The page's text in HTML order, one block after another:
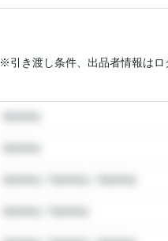
※引き渡し条件、出品者情報は